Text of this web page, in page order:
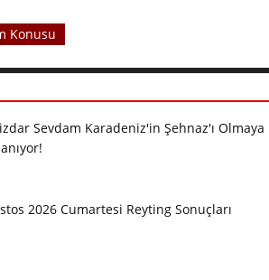
Konusu
Sevdam Karadeniz'in Şehnaz'ı Olmaya
2026 Cumartesi Reyting Sonuçları